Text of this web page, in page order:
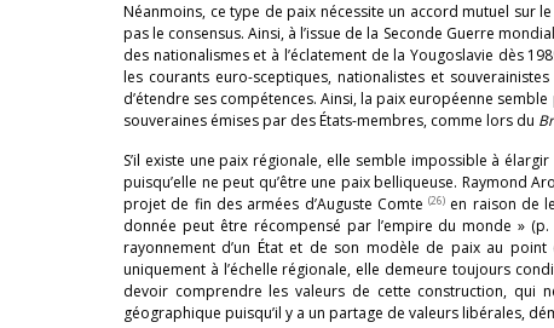
Néanmoins, ce type de paix nécessite un accord mutuel sur
pas le consensus. Ainsi, à l’issue de la Seconde Guerre
des nationalismes et à l’éclatement de la Yougoslavie dès
les courants euro-sceptiques, nationalistes et
d’étendre ses compétences. Ainsi, la paix européenne
souveraines émises par des États-membres, comme lors du
S’il existe une paix régionale, elle semble impossible à
puisqu’elle ne peut qu’être une paix belliqueuse. Raymond
projet de fin des armées d’Auguste Comte(26) en raison de
donnée peut être récompensé par l’empire du monde »
rayonnement d’un État et de son modèle de paix au
uniquement à l’échelle régionale, elle demeure toujours
devoir comprendre les valeurs de cette construction, qui
géographique puisqu’il y a un partage de valeurs libérales,